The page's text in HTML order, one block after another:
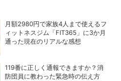
月額2980円で家族4人まで使えるフ
ィットネスジム「FIT365」に3か月
通った現在のリアルな感想
119番に正しく通報できますか？消
防団員に教わった緊急時の伝え方